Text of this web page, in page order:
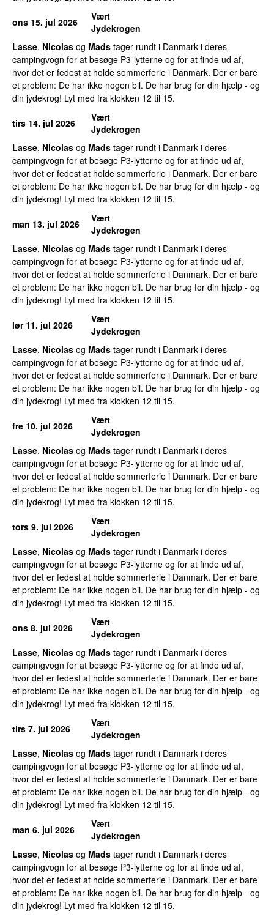
ons 15. jul 2026
Vært
Jydekrogen
Lasse, Nicolas og Mads tager rundt i Danmark i deres
campingvogn for at besøge P3-lytterne og for at finde ud af,
hvor det er fedest at holde sommerferie i Danmark. Der er bare
et problem: De har ikke nogen bil. De har brug for din hjælp - og
din jydekrog! Lyt med fra klokken 12 til 15.
tirs 14. jul 2026
Vært
Jydekrogen
Lasse, Nicolas og Mads tager rundt i Danmark i deres
campingvogn for at besøge P3-lytterne og for at finde ud af,
hvor det er fedest at holde sommerferie i Danmark. Der er bare
et problem: De har ikke nogen bil. De har brug for din hjælp - og
din jydekrog! Lyt med fra klokken 12 til 15.
man 13. jul 2026
Vært
Jydekrogen
Lasse, Nicolas og Mads tager rundt i Danmark i deres
campingvogn for at besøge P3-lytterne og for at finde ud af,
hvor det er fedest at holde sommerferie i Danmark. Der er bare
et problem: De har ikke nogen bil. De har brug for din hjælp - og
din jydekrog! Lyt med fra klokken 12 til 15.
lør 11. jul 2026
Vært
Jydekrogen
Lasse, Nicolas og Mads tager rundt i Danmark i deres
campingvogn for at besøge P3-lytterne og for at finde ud af,
hvor det er fedest at holde sommerferie i Danmark. Der er bare
et problem: De har ikke nogen bil. De har brug for din hjælp - og
din jydekrog! Lyt med fra klokken 12 til 15.
fre 10. jul 2026
Vært
Jydekrogen
Lasse, Nicolas og Mads tager rundt i Danmark i deres
campingvogn for at besøge P3-lytterne og for at finde ud af,
hvor det er fedest at holde sommerferie i Danmark. Der er bare
et problem: De har ikke nogen bil. De har brug for din hjælp - og
din jydekrog! Lyt med fra klokken 12 til 15.
tors 9. jul 2026
Vært
Jydekrogen
Lasse, Nicolas og Mads tager rundt i Danmark i deres
campingvogn for at besøge P3-lytterne og for at finde ud af,
hvor det er fedest at holde sommerferie i Danmark. Der er bare
et problem: De har ikke nogen bil. De har brug for din hjælp - og
din jydekrog! Lyt med fra klokken 12 til 15.
ons 8. jul 2026
Vært
Jydekrogen
Lasse, Nicolas og Mads tager rundt i Danmark i deres
campingvogn for at besøge P3-lytterne og for at finde ud af,
hvor det er fedest at holde sommerferie i Danmark. Der er bare
et problem: De har ikke nogen bil. De har brug for din hjælp - og
din jydekrog! Lyt med fra klokken 12 til 15.
tirs 7. jul 2026
Vært
Jydekrogen
Lasse, Nicolas og Mads tager rundt i Danmark i deres
campingvogn for at besøge P3-lytterne og for at finde ud af,
hvor det er fedest at holde sommerferie i Danmark. Der er bare
et problem: De har ikke nogen bil. De har brug for din hjælp - og
din jydekrog! Lyt med fra klokken 12 til 15.
man 6. jul 2026
Vært
Jydekrogen
Lasse, Nicolas og Mads tager rundt i Danmark i deres
campingvogn for at besøge P3-lytterne og for at finde ud af,
hvor det er fedest at holde sommerferie i Danmark. Der er bare
et problem: De har ikke nogen bil. De har brug for din hjælp - og
din jydekrog! Lyt med fra klokken 12 til 15.